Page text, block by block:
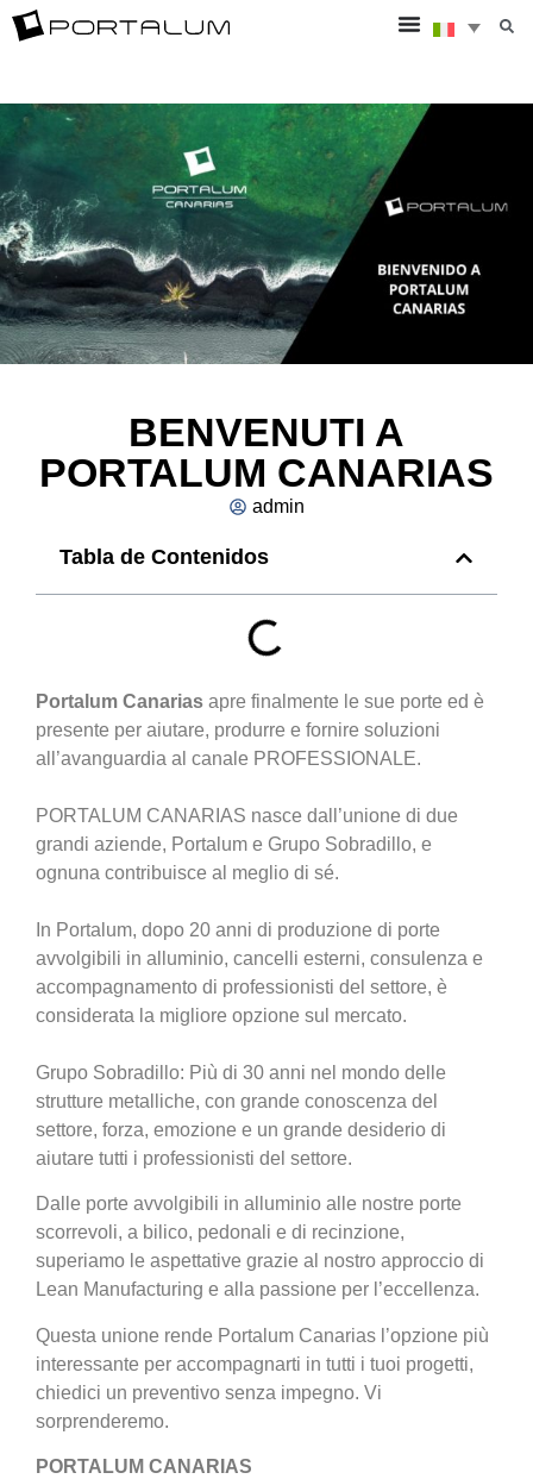
BENVENUTI A
PORTALUM CANARIAS
admin
Tabla de Contenidos
Portalum Canarias apre finalmente le sue porte ed è
presente per aiutare, produrre e fornire soluzioni
all’avanguardia al canale PROFESSIONALE.
PORTALUM CANARIAS nasce dall’unione di due
grandi aziende, Portalum e Grupo Sobradillo, e
ognuna contribuisce al meglio di sé.
In Portalum, dopo 20 anni di produzione di porte
avvolgibili in alluminio, cancelli esterni, consulenza e
accompagnamento di professionisti del settore, è
considerata la migliore opzione sul mercato.
Grupo Sobradillo: Più di 30 anni nel mondo delle
strutture metalliche, con grande conoscenza del
settore, forza, emozione e un grande desiderio di
aiutare tutti i professionisti del settore.
Dalle porte avvolgibili in alluminio alle nostre porte
scorrevoli, a bilico, pedonali e di recinzione,
superiamo le aspettative grazie al nostro approccio di
Lean Manufacturing e alla passione per l’eccellenza.
Questa unione rende Portalum Canarias l’opzione più
interessante per accompagnarti in tutti i tuoi progetti,
chiedici un preventivo senza impegno. Vi
sorprenderemo.
PORTALUM CANARIAS